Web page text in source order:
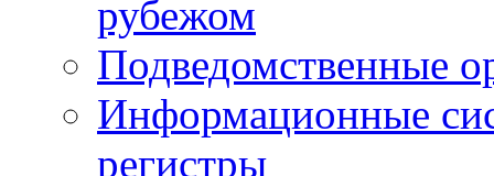
рубежом
Подведомственные
Информационные
регистры